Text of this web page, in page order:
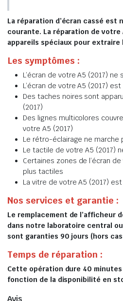
La réparation d’écran cassé
courante. La réparation de votre
appareils spéciaux pour extraire
Les symptômes :
L’écran de votre A5 (2017) ne
L’écran de votre A5 (2017)
Des taches noires sont
(2017)
Des lignes multicolores
votre A5 (2017)
Le rétro-éclairage ne marche
Le tactile de votre A5 (2017)
Certaines zones de l’écran
plus tactiles
La vitre de votre A5 (2017)
Nos services et garantie :
Le remplacement de l’afficheur
dans notre laboratoire central
sont garanties 90 jours (hors
Temps de réparation :
Cette opération dure 40
fonction de la disponibilité en
Avis